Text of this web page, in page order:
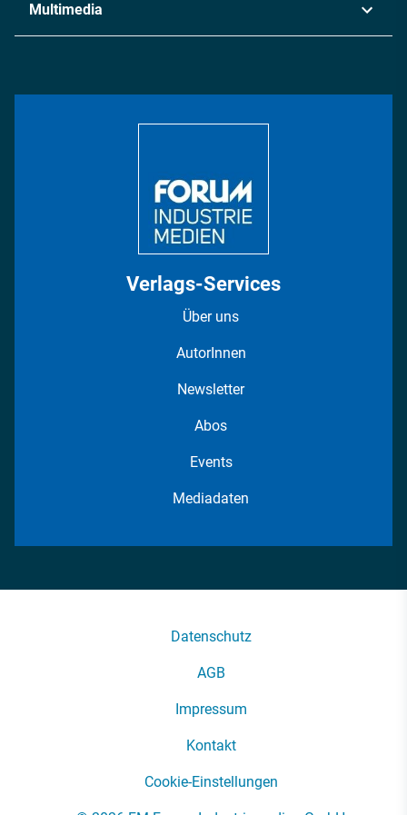
Energie
Multimedia
Verlags-Services
Über uns
AutorInnen
Newsletter
Abos
Events
Mediadaten
Datenschutz
AGB
Impressum
Kontakt
Cookie-Einstellungen